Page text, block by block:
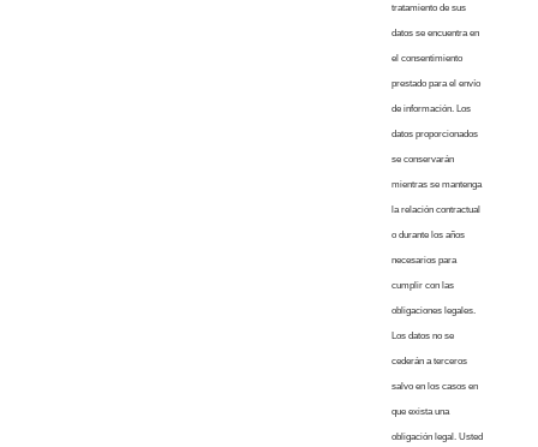
tratamiento de sus
datos se encuentra en
el consentimiento
prestado para el envío
de información. Los
datos proporcionados
se conservarán
mientras se mantenga
la relación contractual
o durante los años
necesarios para
cumplir con las
obligaciones legales.
Los datos no se
cederán a terceros
salvo en los casos en
que exista una
obligación legal. Usted